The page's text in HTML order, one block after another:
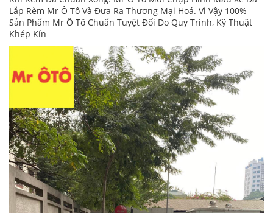
Lắp Rèm Mr Ô Tô Và Đưa Ra Thương Mại Hoá. Vì Vậy 100%
Sản Phẩm Mr Ô Tô Chuẩn Tuyệt Đối Do Quy Trình, Kỹ Thuật
Khép Kín